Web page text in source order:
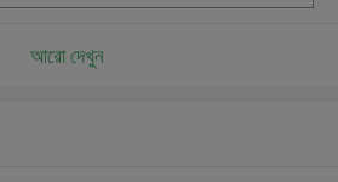
আরো দেখুন